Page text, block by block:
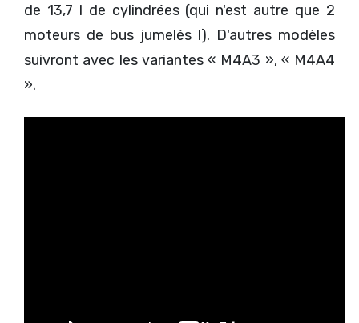
de 13,7 l de cylindrées (qui n'est autre que 2
moteurs de bus jumelés !). D'autres modèles
suivront avec les variantes « M4A3 », « M4A4
».